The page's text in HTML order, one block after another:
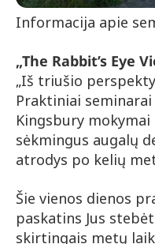
Informacija apie
„The Rabbit’s Eye
„Iš triušio
Praktiniai
Kingsbury
sėkmingus augalų
atrodys po kelių
Šie vienos dienos
paskatins Jus
skirtingais metų